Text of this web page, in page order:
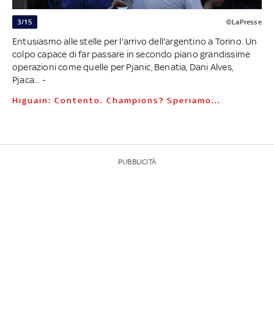
3/15 ©LaPresse
Entusiasmo alle stelle per l'arrivo dell'argentino a Torino. Un
colpo capace di far passare in secondo piano grandissime
operazioni come quelle per Pjanic, Benatia, Dani Alves,
Pjaca... -
Higuain: Contento. Champions? Speriamo...
PUBBLICITÀ